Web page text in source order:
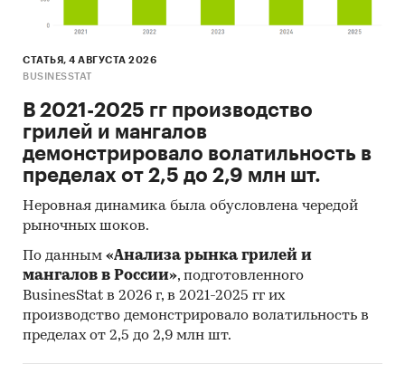
СТАТЬЯ, 4 АВГУСТА 2026
BUSINESSTAT
В 2021-2025 гг производство
грилей и мангалов
демонстрировало волатильность в
пределах от 2,5 до 2,9 млн шт.
Неровная динамика была обусловлена чередой
рыночных шоков.
По данным «Анализа рынка грилей и
мангалов в России», подготовленного
BusinesStat в 2026 г, в 2021-2025 гг их
производство демонстрировало волатильность в
пределах от 2,5 до 2,9 млн шт.